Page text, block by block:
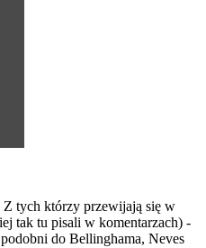
tych którzy przewijają się w
tak tu pisali w komentarzach) -
do Bellinghama, Neves